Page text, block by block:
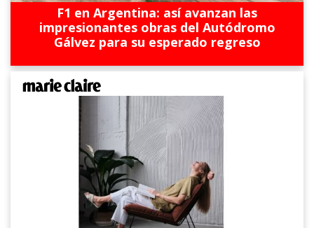
F1 en Argentina: así avanzan las
impresionantes obras del Autódromo
Gálvez para su esperado regreso